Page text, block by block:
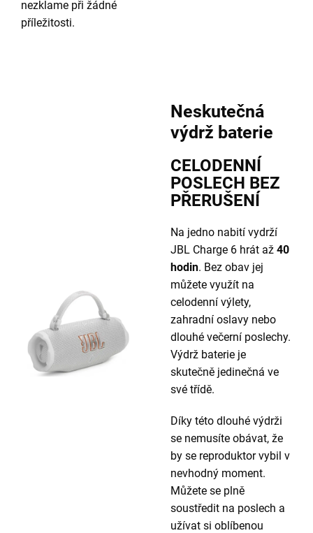
nezklame při žádné
příležitosti.
Neskutečná
výdrž baterie
CELODENNÍ
POSLECH BEZ
PŘERUŠENÍ
Na jedno nabití vydrží
JBL Charge 6 hrát až 40
hodin. Bez obav jej
můžete využít na
celodenní výlety,
zahradní oslavy nebo
dlouhé večerní poslechy.
Výdrž baterie je
skutečně jedinečná ve
své třídě.
Díky této dlouhé výdrži
se nemusíte obávat, že
by se reproduktor vybil v
nevhodný moment.
Můžete se plně
soustředit na poslech a
užívat si oblíbenou